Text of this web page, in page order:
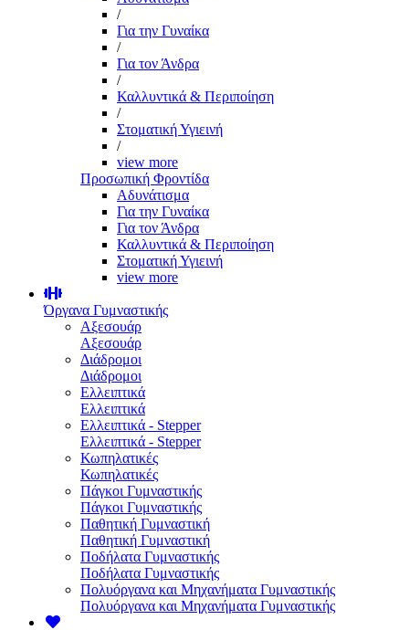
/
Για την Γυναίκα
/
Για τον Άνδρα
/
Καλλυντικά & Περιποίηση
/
Στοματική Υγιεινή
/
view more
Προσωπική Φροντίδα
Αδυνάτισμα
Για την Γυναίκα
Για τον Άνδρα
Καλλυντικά & Περιποίηση
Στοματική Υγιεινή
view more
Όργανα Γυμναστικής
Αξεσουάρ
Αξεσουάρ
Διάδρομοι
Διάδρομοι
Ελλειπτικά
Ελλειπτικά
Ελλειπτικά - Stepper
Ελλειπτικά - Stepper
Κωπηλατικές
Κωπηλατικές
Πάγκοι Γυμναστικής
Πάγκοι Γυμναστικής
Παθητική Γυμναστική
Παθητική Γυμναστική
Ποδήλατα Γυμναστικής
Ποδήλατα Γυμναστικής
Πολυόργανα και Μηχανήματα Γυμναστικής
Πολυόργανα και Μηχανήματα Γυμναστικής